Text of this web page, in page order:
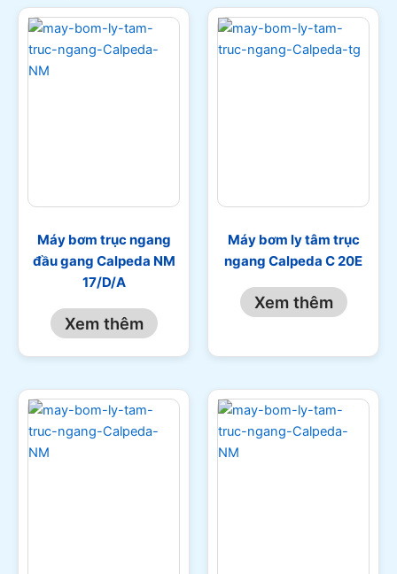
Máy bơm trục ngang
đầu gang Calpeda NM
17/D/A
Xem thêm
Máy bơm ly tâm trục
ngang Calpeda C 20E
Xem thêm